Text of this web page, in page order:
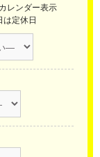
レンダー表示
定休日